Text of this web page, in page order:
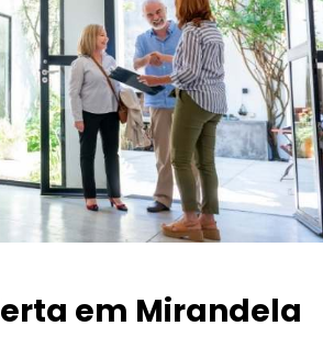
em Mirandela